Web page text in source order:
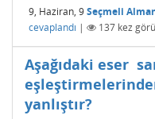
9, Haziran, 9Seçmeli
cevaplandı | 137 kez
Aşağıdaki eser 
yanlıştır?